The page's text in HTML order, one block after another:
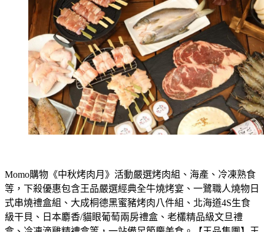
Momo購物《中秋烤肉月》活動嚴選烤肉組、海產、冷凍熟食
等，下殺優惠包含王品嚴選經典全牛燒烤宴、一鷺職人燒物日
式串燒禮盒組、大成桐德黑蜜豬烤肉八件組、北海道4S生食